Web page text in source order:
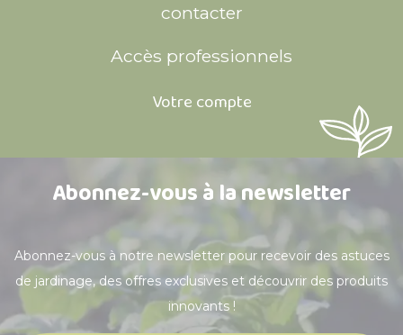
contacter
Accès professionnels
Votre compte
Abonnez-vous à la newsletter
Abonnez-vous à notre newsletter pour recevoir des astuces
de jardinage, des offres exclusives et découvrir des produits
innovants !